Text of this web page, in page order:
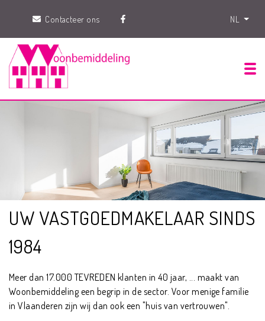
Contacteer ons NL
UW VASTGOEDMAKELAAR SINDS
1984
Meer dan 17.000 TEVREDEN klanten in 40 jaar, ... maakt van
Woonbemiddeling een begrip in de sector. Voor menige familie
in Vlaanderen zijn wij dan ook een "huis van vertrouwen".